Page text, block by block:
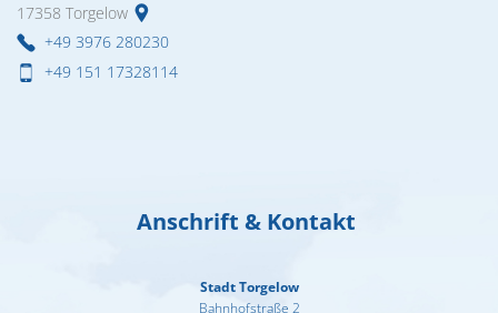
17358 Torgelow
+49 3976 280230
+49 151 17328114
Anschrift & Kontakt
Stadt Torgelow
Bahnhofstraße 2